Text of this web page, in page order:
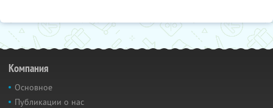
Компания
Основное
Публикации о нас